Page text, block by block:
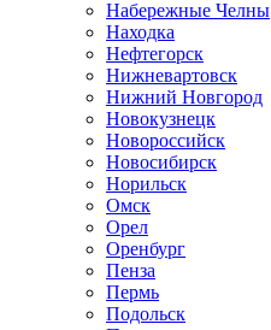
Набережные Челны
Находка
Нефтегорск
Нижневартовск
Нижний Новгород
Новокузнецк
Новороссийск
Новосибирск
Норильск
Омск
Орел
Оренбург
Пенза
Пермь
Подольск